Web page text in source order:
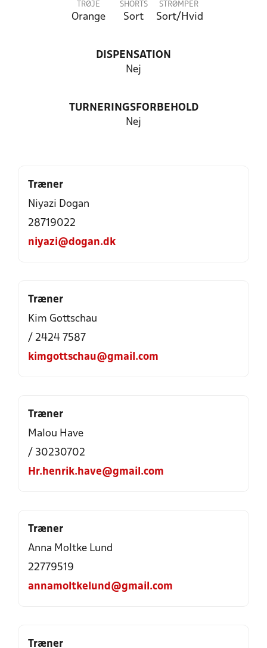
TRØJE
Orange
SHORTS
Sort
STRØMPER
Sort/Hvid
DISPENSATION
Nej
TURNERINGSFORBEHOLD
Nej
Træner
Niyazi Dogan
28719022
niyazi@dogan.dk
Træner
Kim Gottschau
/ 2424 7587
kimgottschau@gmail.com
Træner
Malou Have
/ 30230702
Hr.henrik.have@gmail.com
Træner
Anna Moltke Lund
22779519
annamoltkelund@gmail.com
Træner